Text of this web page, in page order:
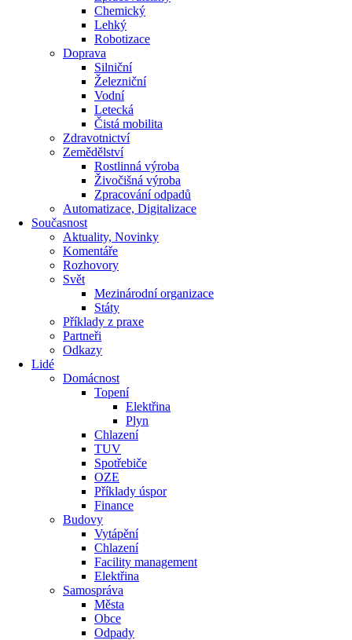
Chemický
Lehký
Robotizace
Doprava
Silniční
Železniční
Vodní
Letecká
Čistá mobilita
Zdravotnictví
Zemědělství
Rostlinná výroba
Živočišná výroba
Zpracování odpadů
Automatizace, Digitalizace
Současnost
Aktuality, Novinky
Komentáře
Rozhovory
Svět
Mezinárodní organizace
Státy
Příklady z praxe
Partneři
Odkazy
Lidé
Domácnost
Topení
Elektřina
Plyn
Chlazení
TUV
Spotřebiče
OZE
Příklady úspor
Finance
Budovy
Vytápění
Chlazení
Facility management
Elektřina
Samospráva
Města
Obce
Odpady